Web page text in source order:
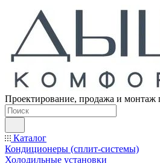
Проектирование, продажа и монтаж
Каталог
Кондиционеры (сплит-системы)
Холодильные установки